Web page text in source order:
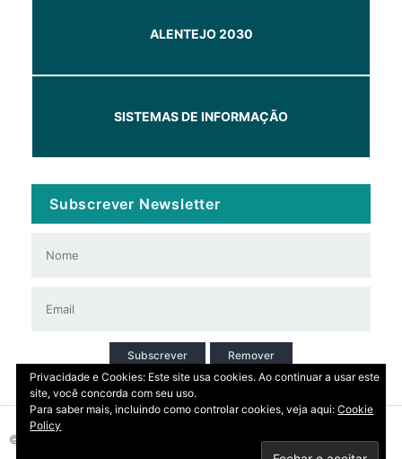
ALENTEJO 2030
SISTEMAS DE INFORMAÇÃO
Subscrever Newsletter
Subscrever Remover
© 2026 Copyright: DIRT | CCDR Alentejo, I.P.
Privacidade e Cookies: Este site usa cookies. Ao continuar a usar este
site, você concorda com seu uso.
Para saber mais, incluindo como controlar cookies, veja aqui:Cookie
Policy